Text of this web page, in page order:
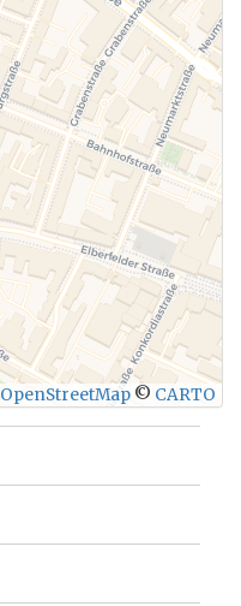
OpenStreetMap © CARTO